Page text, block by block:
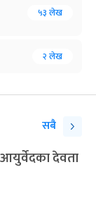
५३ लेख
२ लेख
सबै
देवता